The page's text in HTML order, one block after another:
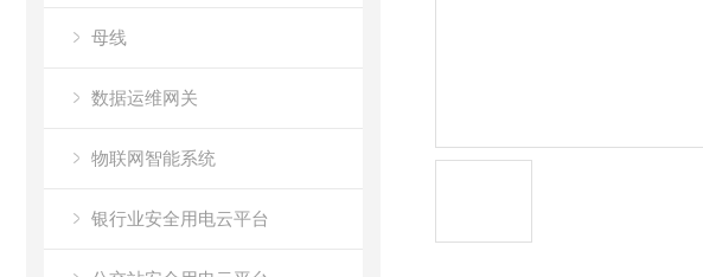
母线
数据运维网关
物联网智能系统
银行业安全用电云平台